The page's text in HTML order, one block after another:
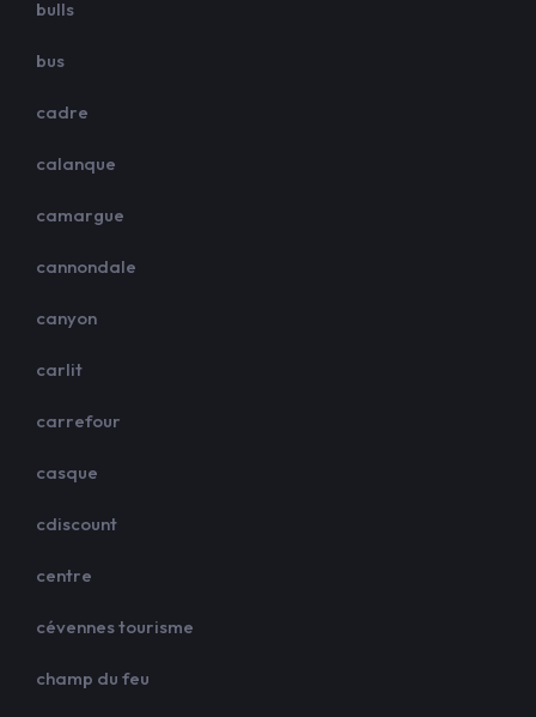
bulls
bus
cadre
calanque
camargue
cannondale
canyon
carlit
carrefour
casque
cdiscount
centre
cévennes tourisme
champ du feu